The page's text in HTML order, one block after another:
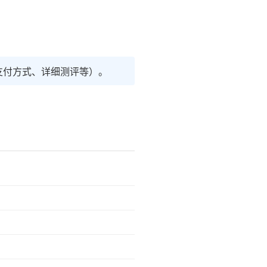
方式、详细测评等）。